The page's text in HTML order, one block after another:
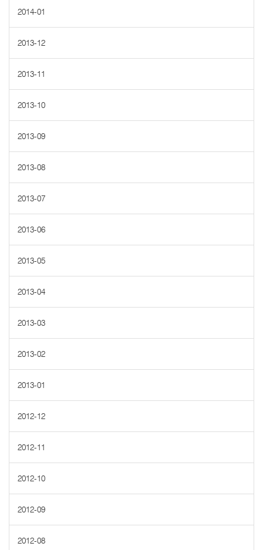
2014-01
2013-12
2013-11
2013-10
2013-09
2013-08
2013-07
2013-06
2013-05
2013-04
2013-03
2013-02
2013-01
2012-12
2012-11
2012-10
2012-09
2012-08